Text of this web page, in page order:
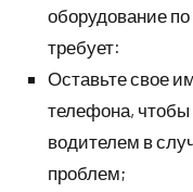
оборудование
требует:
Оставьте свое
телефона, чтобы
водителем в
проблем;